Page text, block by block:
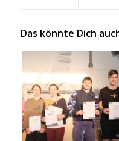
Das könnte Dich